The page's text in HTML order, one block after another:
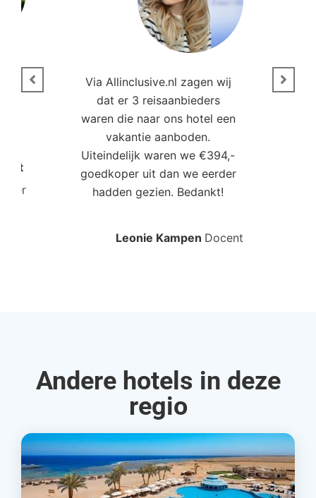
Via Allinclusive.nl zagen wij
dat er 3 reisaanbieders
waren die naar ons hotel een
vakantie aanboden.
Uiteindelijk waren we €394,-
goedkoper uit dan we eerder
hadden gezien. Bedankt!
Leonie Kampen Docent
Andere hotels in deze
regio